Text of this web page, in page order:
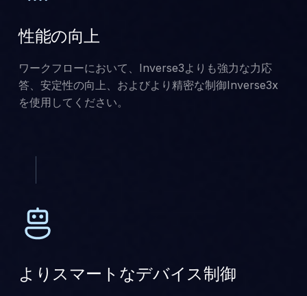
性能の向上
ワークフローにおいて、Inverse3よりも強力な力応
答、安定性の向上、およびより精密な制御Inverse3x
を使用してください。
よりスマートなデバイス制御